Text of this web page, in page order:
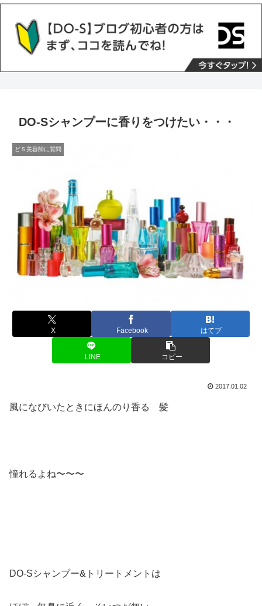
DO-Sシャンプーに香りをつけたい・・・
どＳ美容師に質問
X Facebook はてブ
LINE コピー
2017.01.02
風になびいたときにほんのり香る 髪
憧れるよね〜〜〜
DO-Sシャンプー&トリートメントは